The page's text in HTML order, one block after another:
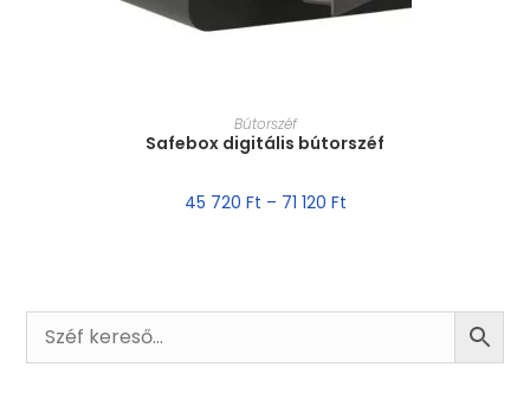
MÉRET VÁLASZTÁSA
Bútorszéf
Safebox digitális bútorszéf
45 720 Ft – 71 120 Ft